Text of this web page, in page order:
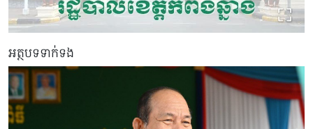
អត្ថបទទាក់ទង